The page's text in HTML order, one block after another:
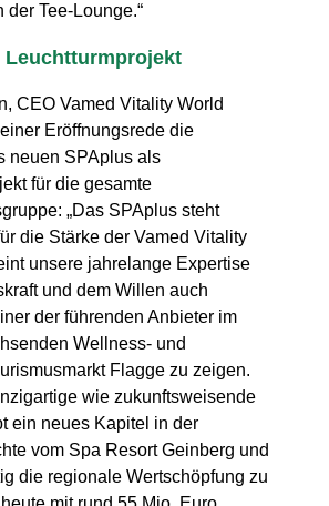
der Tee-Lounge.“
Leuchtturmprojekt
CEO Vamed Vitality World
Eröffnungsrede die
neuen SPAplus als
für die gesamte
„Das SPAplus steht
die Stärke der Vamed Vitality
unsere jahrelange Expertise
und dem Willen auch
der führenden Anbieter im
Wellness- und
Flagge zu zeigen.
wie zukunftsweisende
ein neues Kapitel in der
vom Spa Resort Geinberg und
die regionale Wertschöpfung zu